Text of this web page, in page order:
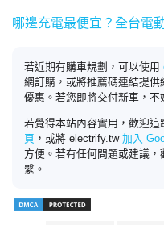
哪邊充電最便宜？全台電
若近期有購車規劃，可以使用
網訂購，或將推薦碼連結提
優惠。若您即將交付新車，不
若覺得本站內容實用，歡迎追
頁 ，或將 electrify.tw 加入
方便。若有任何問題或建議，
繫。